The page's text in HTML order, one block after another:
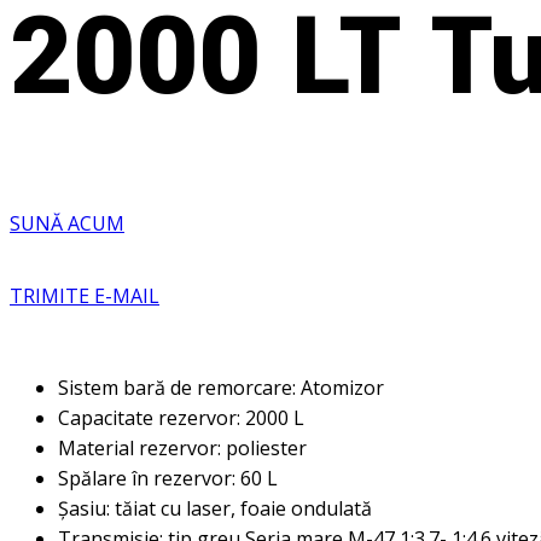
2000 LT
SUNĂ ACUM
TRIMITE E-MAIL
Sistem bară de remorcare: Atomizor
Capacitate rezervor: 2000 L
Material rezervor: poliester
Spălare în rezervor: 60 L
Șasiu: tăiat cu laser, foaie ondulată